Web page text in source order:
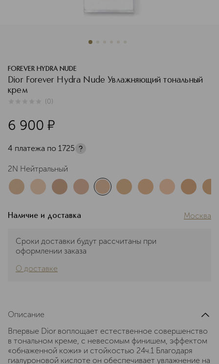
FOREVER HYDRA NUDE
Dior Forever Hydra Nude Увлажняющий тональный
крем
(0)
6 900 ¤
4 платежа по 1725
2N Нейтральный
Наличие и доставка Москва
Сроки доставки будут рассчитаны при
оформлении заказа
О доставке
Описание
Впервые Dior воплощает естественное совершенство
в тональном креме, с невесомым финишем, эффектом
«обнаженной кожи» и стойкостью 24ч.1 Благодаря
гиалуроновой кислоте он обеспечивает увлажнение на